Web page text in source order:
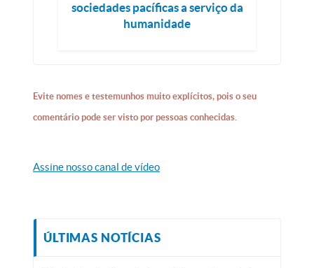
sociedades pacíficas a serviço da
humanidade
Evite nomes e testemunhos muito explícitos, pois o seu
comentário pode ser visto por pessoas conhecidas.
Assine nosso canal de vídeo
ÚLTIMAS NOTÍCIAS